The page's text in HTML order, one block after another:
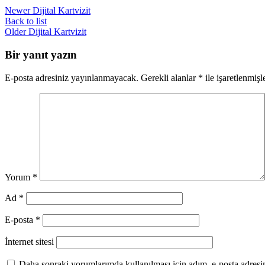
Newer Dijital Kartvizit
Back to list
Older Dijital Kartvizit
Bir yanıt yazın
E-posta adresiniz yayınlanmayacak. Gerekli alanlar * ile
Yorum *
Ad *
E-posta *
İnternet sitesi